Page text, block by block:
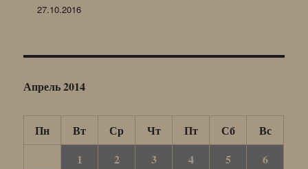
27.10.2016
Апрель 2014
Пн Вт Ср Чт Пт Сб
Вс
1
2 3 4 5
6